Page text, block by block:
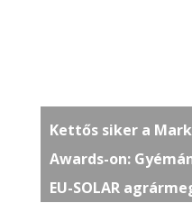
Kettős siker a
Awards-on:
EU-SOLAR